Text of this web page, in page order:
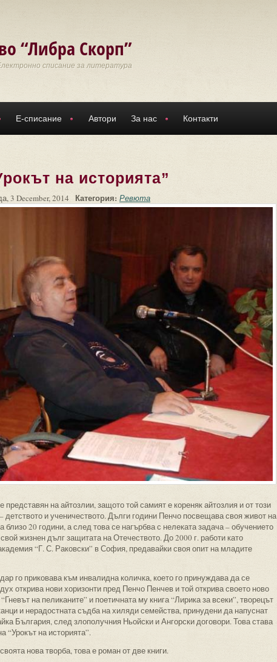
“Либра Скорп”
списание за литература
Е-списание Автори За нас Контакти
на историята”
3 December, 2014 Категория: Ревюта
на айтозлии, защото той самият е кореняк айтозлия и от този
детството и ученичеството. Дълги години Пенчо посвещава своя живот на
20 години, а след това се нагърбва с нелеката задача – обучението
жизнен дълг защитата на Отечеството. До 2000 г. работи като
“Г. С. Раковски” в София, предавайки своя опит на младите
го приковава към инвалидна количка, което го принуждава да се
открива нови хоризонти пред Пенчо Пенчев и той открива своето ново
на пеликаните” и поетичната му книга “Лирика за всеки”, творецът
и нерадостната съдба на хиляди семейства, принудени да напуснат
България, след злополучния Ньойски и Ангорски договори. Това става
“Урокът на историята”.
нова творба, това е роман от две книги.